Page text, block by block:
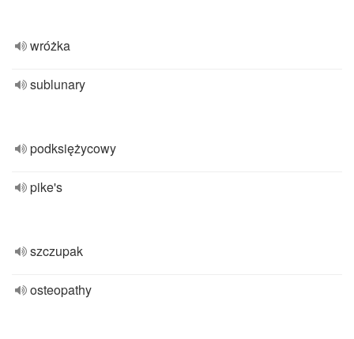
wróżka
sublunary
podksiężycowy
pike's
szczupak
osteopathy